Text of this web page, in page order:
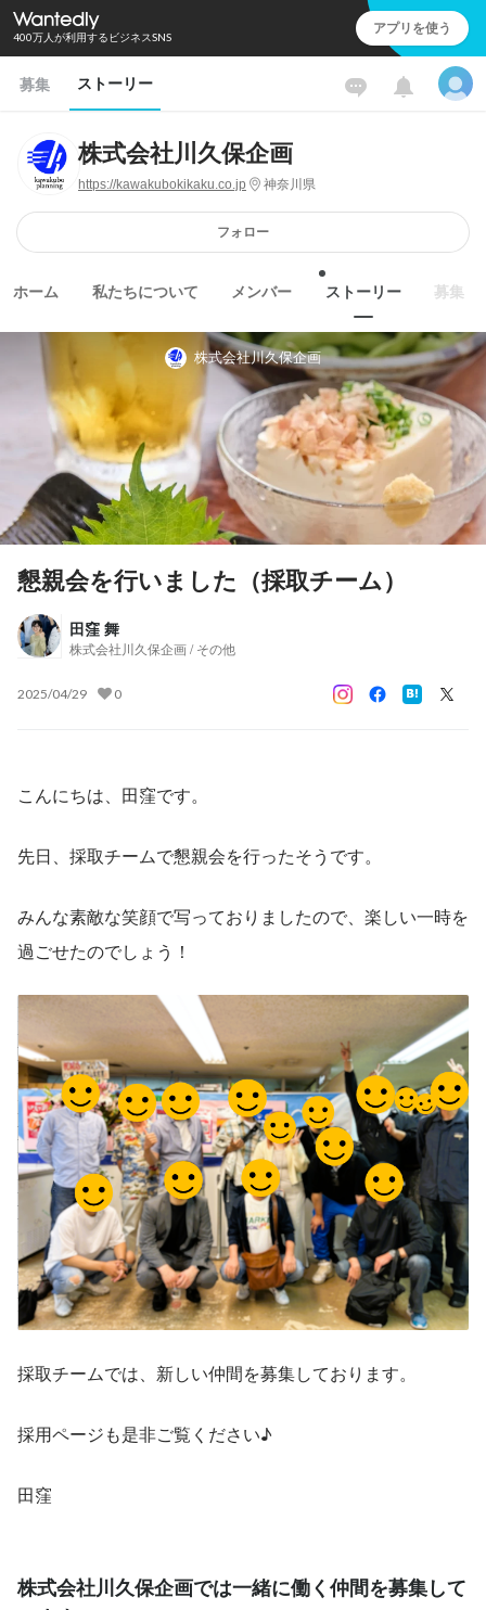
400万人が利用するビジネスSNS アプリを使う
募集 ストーリー
株式会社川久保企画
https://kawakubokikaku.co.jp 神奈川県
フォロー
ホーム 私たちについて メンバー ストーリー 募集
株式会社川久保企画
懇親会を行いました（採取チーム）
田窪 舞
株式会社川久保企画 / その他
2025/04/29 0
こんにちは、田窪です。
先日、採取チームで懇親会を行ったそうです。
みんな素敵な笑顔で写っておりましたので、楽しい一時を
過ごせたのでしょう！
採取チームでは、新しい仲間を募集しております。
採用ページも是非ご覧ください♪
田窪
株式会社川久保企画では一緒に働く仲間を募集して